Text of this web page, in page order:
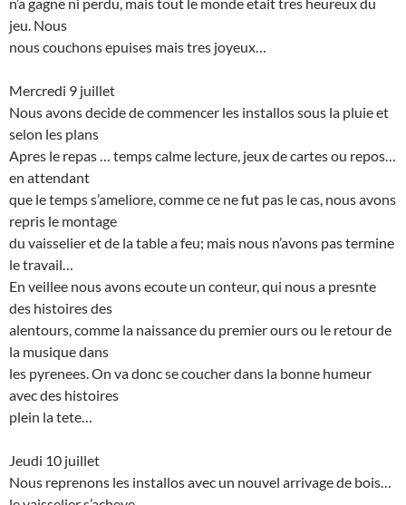
jeu. Nous
nous couchons epuises mais tres joyeux…
Mercredi 9 juillet
Nous avons decide de commencer les installos sous la pluie et
selon les plans
Apres le repas … temps calme lecture, jeux de cartes ou repos…
en attendant
que le temps s’ameliore, comme ce ne fut pas le cas, nous avons
repris le montage
du vaisselier et de la table a feu; mais nous n’avons pas termine
le travail…
En veillee nous avons ecoute un conteur, qui nous a presnte
des histoires des
alentours, comme la naissance du premier ours ou le retour de
la musique dans
les pyrenees. On va donc se coucher dans la bonne humeur
avec des histoires
plein la tete…
Jeudi 10 juillet
Nous reprenons les installos avec un nouvel arrivage de bois…